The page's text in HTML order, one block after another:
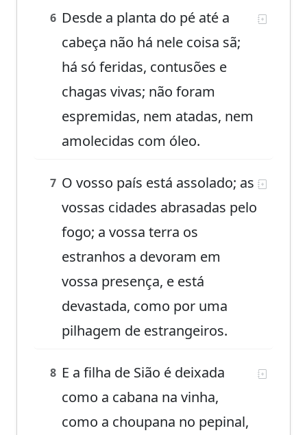
6 Desde a planta do pé até a
cabeça não há nele coisa sã;
há só feridas, contusões e
chagas vivas; não foram
espremidas, nem atadas, nem
amolecidas com óleo.
7 O vosso país está assolado; as
vossas cidades abrasadas pelo
fogo; a vossa terra os
estranhos a devoram em
vossa presença, e está
devastada, como por uma
pilhagem de estrangeiros.
8 E a filha de Sião é deixada
como a cabana na vinha,
como a choupana no pepinal,